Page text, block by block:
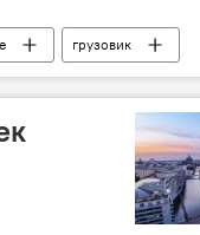
грузовик